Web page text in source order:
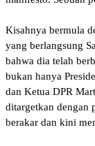
Kisahnya bermula
yang berlangsung
bahwa dia telah
bukan hanya
dan Ketua DPR
ditargetkan dengan
berakar dan kini